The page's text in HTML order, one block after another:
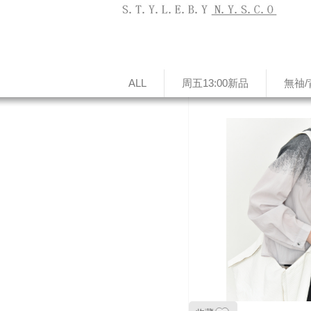
ALL 周五13:00新品 無䄂/